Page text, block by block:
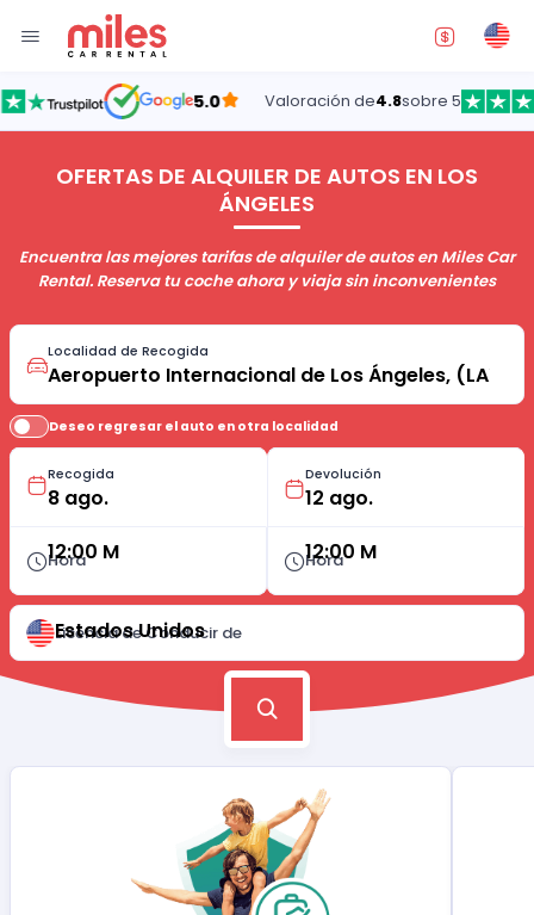
5.0 Valoración de 4.8sobre 5
OFERTAS DE ALQUILER DE AUTOS EN LOS
ÁNGELES
Encuentra las mejores tarifas de alquiler de autos en Miles Car
Rental. Reserva tu coche ahora y viaja sin inconvenientes
Localidad de Recogida
Deseo regresar el auto en otra localidad
Recogida
Hora
12:00 M
Devolución
Hora
12:00 M
Licencia de Conducir de
Estados Unidos